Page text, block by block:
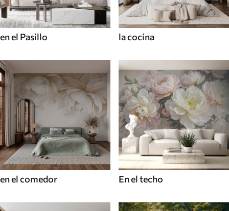
en el Pasillo la cocina
en el comedor En el techo